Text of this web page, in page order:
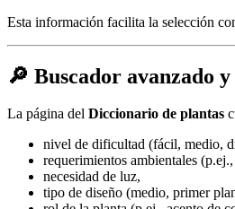
Esta información facilita la selección
🔎 Buscador avanzado
La página del Diccionario de plantas
nivel de dificultad (fácil, medio,
requerimientos ambientales
necesidad de luz,
tipo de diseño (medio, primer